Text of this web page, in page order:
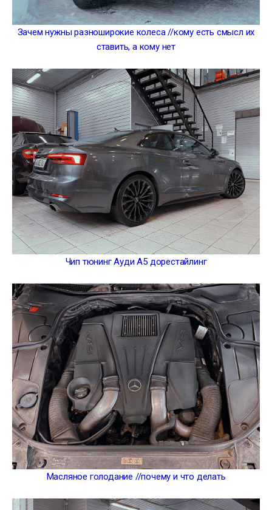
Зачем нужны разноширокие колеса //кому есть смысл их
ставить, а кому нет
Чип тюнинг Ауди А5 дорестайлинг
Масляное голодание //почему и что делать